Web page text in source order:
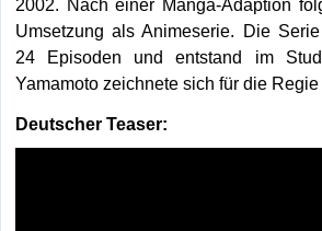
2002. Nach einer Manga-Adaption
Umsetzung als Animeserie. Die
24 Episoden und entstand im
Yamamoto zeichnete sich für die
Deutscher Teaser: